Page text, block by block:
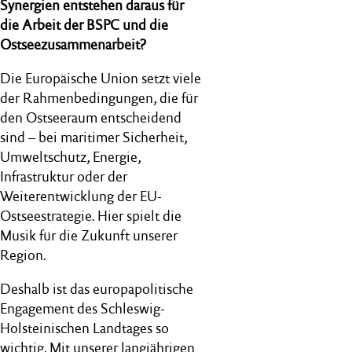
Synergien entstehen daraus für
die Arbeit der BSPC und die
Ostseezusammenarbeit?
Die Europäische Union setzt viele
der Rahmenbedingungen, die für
den Ostseeraum entscheidend
sind – bei maritimer Sicherheit,
Umweltschutz, Energie,
Infrastruktur oder der
Weiterentwicklung der EU-
Ostseestrategie. Hier spielt die
Musik für die Zukunft unserer
Region.
Deshalb ist das europapolitische
Engagement des Schleswig-
Holsteinischen Landtages so
wichtig. Mit unserer langjährigen